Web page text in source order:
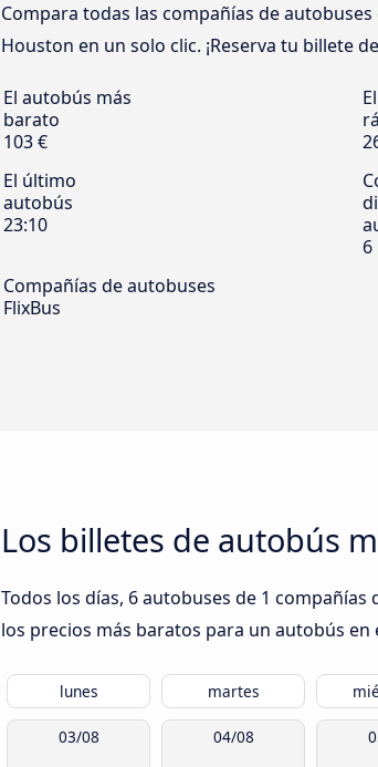
Compara todas las compañías de
Houston en un solo clic. ¡Reserva tu billete
El autobús más
barato
103 €
El último
autobús
23:10
Compañías de autobuses
FlixBus
Los billetes de autobús
Todos los días, 6 autobuses de 1
los precios más baratos para un autobús
lunes martes
03/08 04/08